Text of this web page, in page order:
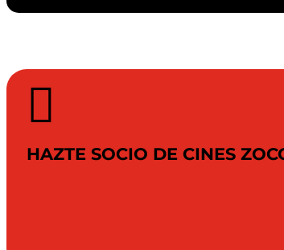

HAZTE SOCIO DE CINES